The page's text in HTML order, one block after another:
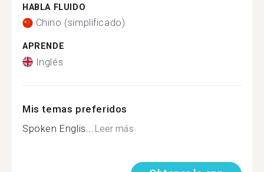
HABLA FLUIDO
Chino (simplificado)
APRENDE
Inglés
Mis temas preferidos
Spoken Englis... Leer más